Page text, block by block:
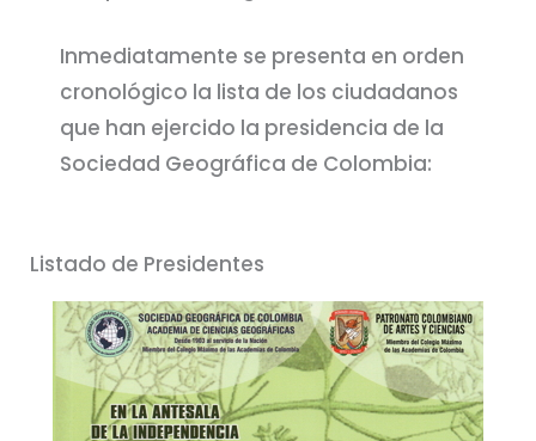
Inmediatamente se presenta en orden
cronológico la lista de los ciudadanos
que han ejercido la presidencia de la
Sociedad Geográfica de Colombia:
Listado de Presidentes